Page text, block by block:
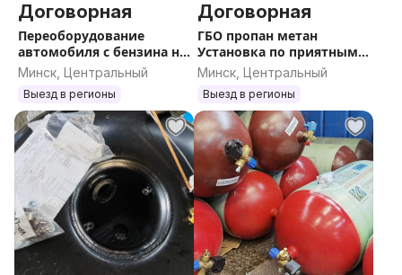
Договорная
Переоборудование
автомобиля с бензина на
гбо , за один день
Минск, Центральный
Выезд в регионы
Договорная
ГБО пропан метан
Установка по приятным
ценам
Минск, Центральный
Выезд в регионы